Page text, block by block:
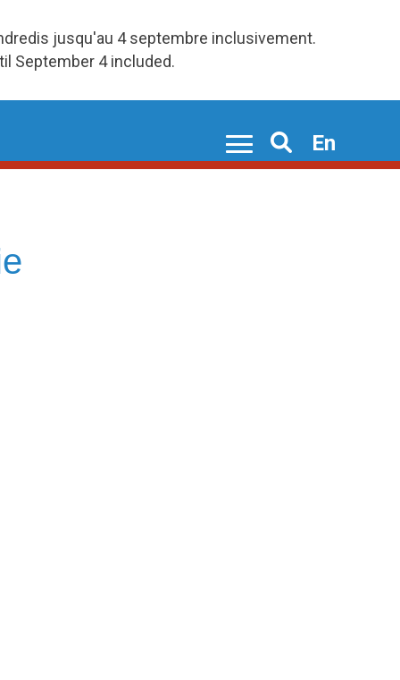
jusqu'au 4 septembre inclusivement.
September 4 included.
Search
En